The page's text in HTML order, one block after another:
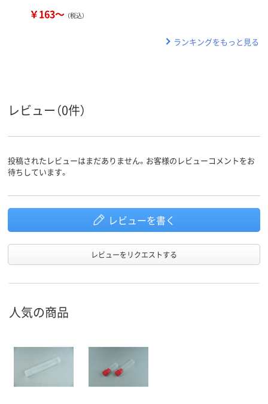
￥163～ （税込）
ランキングをもっと見る
レビュー（0件）
投稿されたレビューはまだありません。お客様のレビューコメントをお
待ちしています。
レビューを書く
レビューをリクエストする
人気の商品